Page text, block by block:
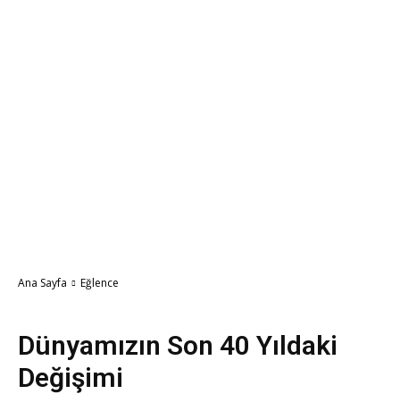
Ana Sayfa Eğlence
Dünyamızın Son 40 Yıldaki
Değişimi